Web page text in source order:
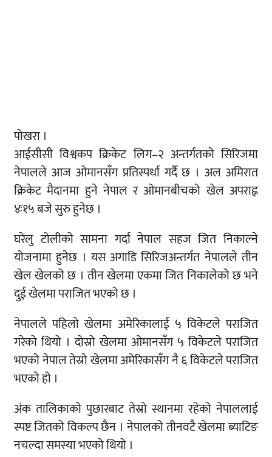
पोखरा ।
आईसीसी विश्वकप क्रिकेट लिग–२ अन्तर्गतको सिरिजमा
नेपालले आज ओमानसँग प्रतिस्पर्धा गर्दै छ । अल अमिरात
क्रिकेट मैदानमा हुने नेपाल र ओमानबीचको खेल अपराह्न
४ः१५ बजे सुरु हुनेछ ।
घरेलु टोलीको सामना गर्दा नेपाल सहज जित निकाल्ने
योजनामा हुनेछ । यस अगाडि सिरिजअन्तर्गत नेपालले तीन
खेल खेलको छ । तीन खेलमा एकमा जित निकालेको छ भने
दुई खेलमा पराजित भएको छ ।
नेपालले पहिलो खेलमा अमेरिकालाई ५ विकेटले पराजित
गरेको थियो । दोस्रो खेलमा ओमानसँग ५ विकेटले पराजित
भएको नेपाल तेस्रो खेलमा अमेरिकासँग नै ६ विकेटले पराजित
भएको हो ।
अंक तालिकाको पुछारबाट तेस्रो स्थानमा रहेको नेपाललाई
स्पष्ट जितको विकल्प छैन । नेपालको तीनवटै खेलमा ब्याटिङ
नचल्दा समस्या भएको थियो ।